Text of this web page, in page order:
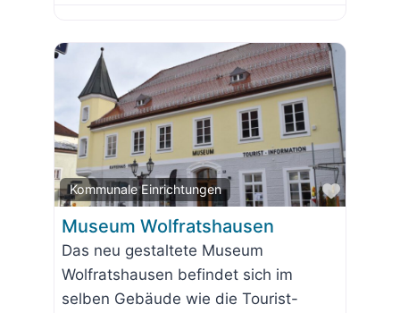
Kommunale Einrichtungen
Favorit
Museum Wolfratshausen
Das neu gestaltete Museum
Wolfratshausen befindet sich im
selben Gebäude wie die Tourist-